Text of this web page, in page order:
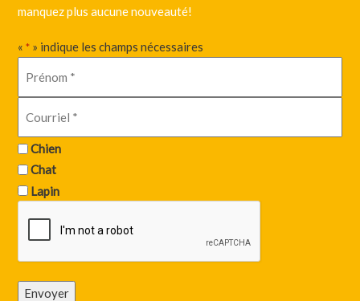
manquez plus aucune nouveauté!
«* » indique les champs nécessaires
Chien
Chat
Lapin
Envoyer